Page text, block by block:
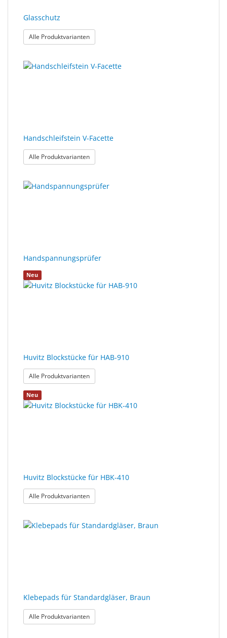
Glasschutz
Alle Produktvarianten: Glasschutz
Handschleifstein V-Facette
Alle Produktvarianten: Handschleifstein V-Facette
Handspannungsprüfer
Neu
Huvitz Blockstücke für HAB-910
Alle Produktvarianten: Huvitz Blockstücke für HAB-910
Neu
Huvitz Blockstücke für HBK-410
Alle Produktvarianten: Huvitz Blockstücke für HBK-410
Klebepads für Standardgläser, Braun
Alle Produktvarianten: Klebepads für Standardgläser, Braun